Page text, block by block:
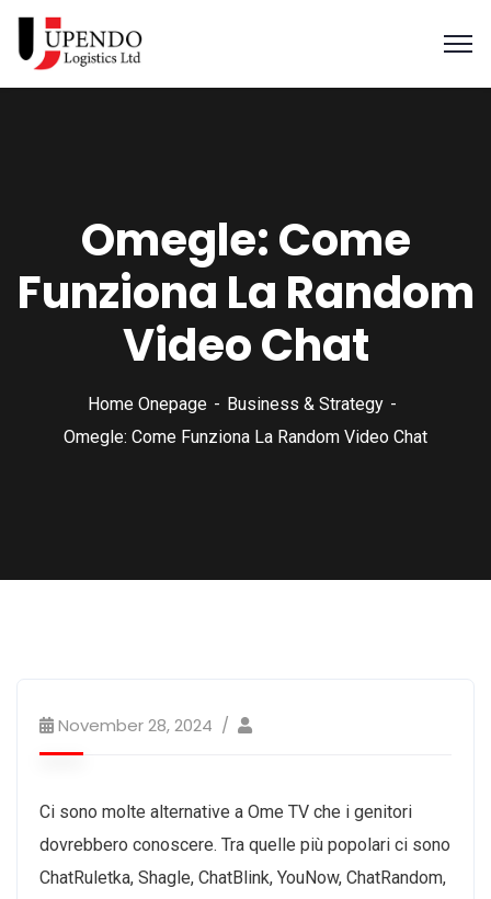
Omegle: Come
Funziona La Random
Video Chat
Home Onepage
Business & Strategy
Omegle: Come Funziona La Random Video Chat
November 28, 2024
Ci sono molte alternative a Ome TV che i genitori
dovrebbero conoscere. Tra quelle più popolari ci sono
ChatRuletka, Shagle, ChatBlink, YouNow, ChatRandom,